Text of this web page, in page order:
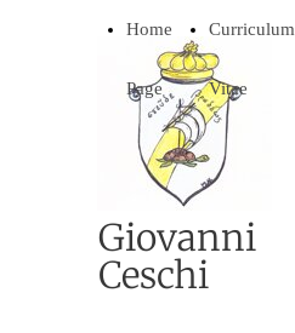
Giovanni
Ceschi
Home
Page
Curriculum
Vitae